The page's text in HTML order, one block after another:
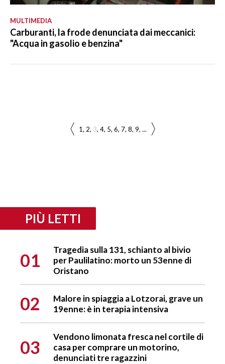
MULTIMEDIA
Carburanti, la frode denunciata dai meccanici:
"Acqua in gasolio e benzina"
1 2 3 4 5 6 7 8 9 ...
PIÙ LETTI
01
Tragedia sulla 131, schianto al bivio
per Paulilatino: morto un 53enne di
Oristano
02
Malore in spiaggia a Lotzorai, grave un
19enne: è in terapia intensiva
03
Vendono limonata fresca nel cortile di
casa per comprare un motorino,
denunciati tre ragazzini